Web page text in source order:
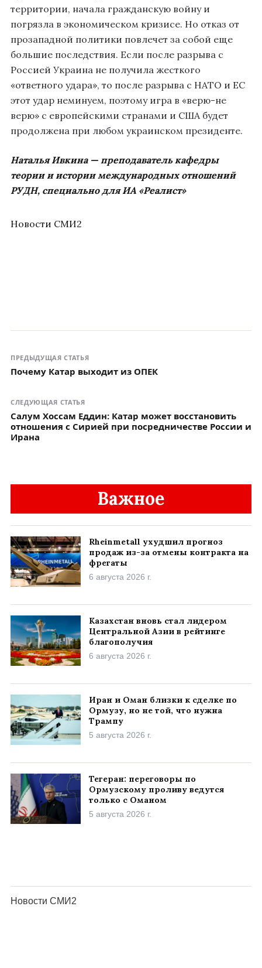
территории, начала гражданскую войну и
погрязла в экономическом кризисе. Но отказ от
прозападной политики повлечет за собой еще
большие последствия. Если после разрыва с
Россией Украина не получила жесткого
«ответного удара», то после разрыва с НАТО и ЕС
этот удар неминуем, поэтому игра в «верю-не
верю» с европейскими странами и США будет
продолжена при любом украинском президенте.
Наталья Ивкина — преподаватель кафедры
теории и истории международных отношений
РУДН, специально для ИА «Реалист»
Новости СМИ2
ПРЕДЫДУЩАЯ СТАТЬЯ
Почему Катар выходит из ОПЕК
СЛЕДУЮЩАЯ СТАТЬЯ
Салум Хоссам Еддин: Катар может восстановить
отношения с Сирией при посредничестве России и
Ирана
Важное
Rheinmetall ухудшил прогноз
продаж из-за отмены контракта на
фрегаты
6 августа 2026 г.
Казахстан вновь стал лидером
Центральной Азии в рейтинге
благополучия
6 августа 2026 г.
Иран и Оман близки к сделке по
Ормузу, но не той, что нужна
Трампу
5 августа 2026 г.
Тегеран: переговоры по
Ормузскому проливу ведутся
только с Оманом
5 августа 2026 г.